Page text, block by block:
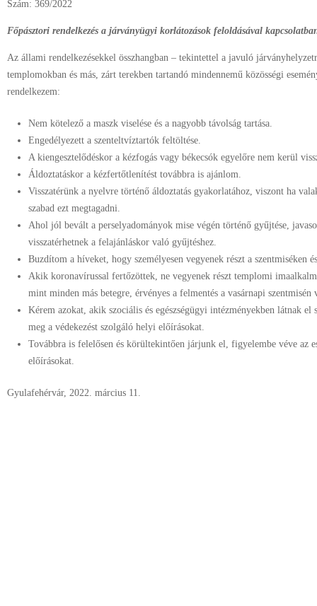
Szám: 369/2022
Főpásztori rendelkezés a járványügyi korlátozások feloldásával
Az állami rendelkezésekkel összhangban – tekintettel a javuló
templomokban és más, zárt terekben tartandó mindennemű közösségi
rendelkezem:
Nem kötelező a maszk viselése és a nagyobb távolság tartása.
Engedélyezett a szenteltvíztartók feltöltése.
A kiengesztelődéskor a kézfogás vagy békecsók egyelőre nem kerül
Áldoztatáskor a kézfertőtlenítést továbbra is ajánlom.
Visszatérünk a nyelvre történő áldoztatás gyakorlatához, viszont ha
szabad ezt megtagadni.
Ahol jól bevált a perselyadományok mise végén történő gyűjtése,
visszatérhetnek a felajánláskor való gyűjtéshez.
Buzdítom a híveket, hogy személyesen vegyenek részt a szentmiséken
Akik koronavírussal fertőzöttek, ne vegyenek részt templomi
mint minden más betegre, érvényes a felmentés a vasárnapi
Kérem azokat, akik szociális és egészségügyi intézményekben látnak
meg a védekezést szolgáló helyi előírásokat.
Továbbra is felelősen és körültekintően járjunk el, figyelembe véve az
előírásokat.
Gyulafehérvár, 2022. március 11.